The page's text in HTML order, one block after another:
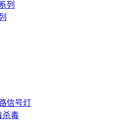
列
信号灯
杀毒